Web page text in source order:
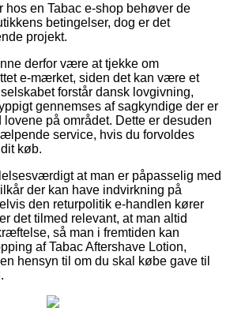
hos en Tabac e-shop behøver de
betingelser, dog er det
projekt.
derfor være at tjekke om
e-mærket, siden det kan være et
forstår dansk lovgivning,
gennemses af sagkyndige der er
lovene på området. Dette er desuden
service, hvis du forvoldes
køb.
at man er påpasselig med
der kan have indvirkning på
den returpolitik e-handlen kører
det tilmed relevant, at man altid
så man i fremtiden kan
af Tabac Aftershave Lotion,
hensyn til om du skal købe gave til